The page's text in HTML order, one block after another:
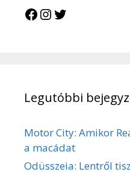
Facebook
Instagram
Legutóbbi
Motor City: Amikor
a macádat
Odüsszeia: Lentről